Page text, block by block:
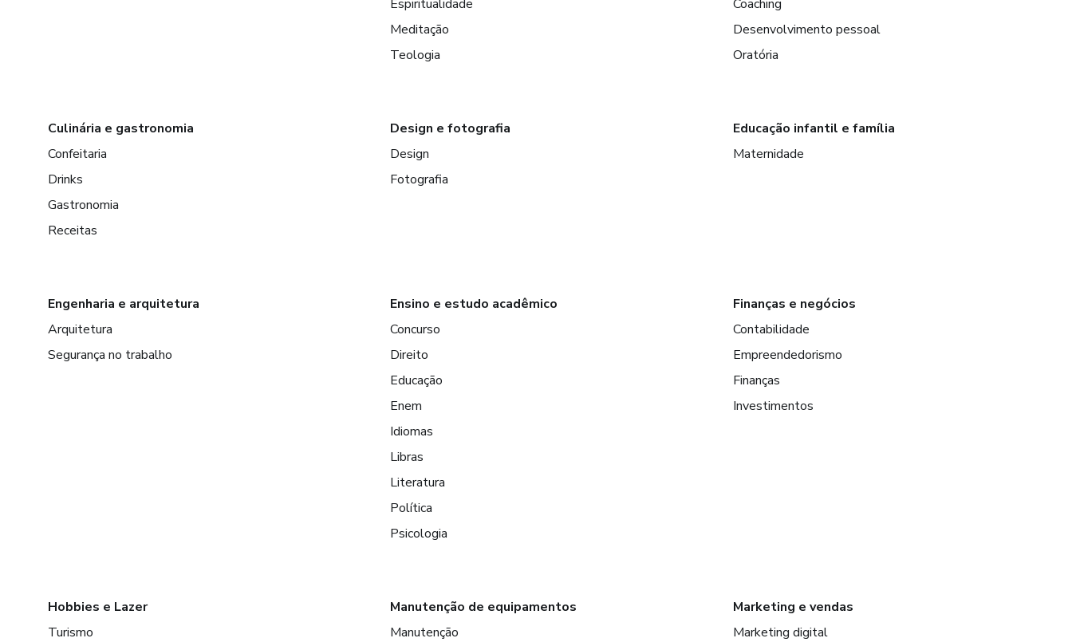
Espiritualidade
Meditação
Teologia
Coaching
Desenvolvimento pessoal
Oratória
Culinária e gastronomia
Confeitaria
Drinks
Gastronomia
Receitas
Design e fotografia
Design
Fotografia
Educação infantil e família
Maternidade
Engenharia e arquitetura
Arquitetura
Segurança no trabalho
Ensino e estudo acadêmico
Concurso
Direito
Educação
Enem
Idiomas
Libras
Literatura
Política
Psicologia
Finanças e negócios
Contabilidade
Empreendedorismo
Finanças
Investimentos
Hobbies e Lazer
Turismo
Manutenção de equipamentos
Manutenção
Marketing e vendas
Marketing digital